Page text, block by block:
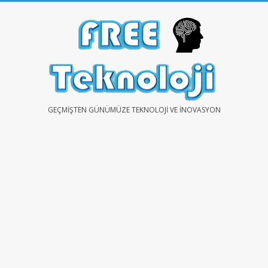
FREEGEÇMIŞTEN GÜNÜMÜZE TEKNOLOJI VE İNOVASYON